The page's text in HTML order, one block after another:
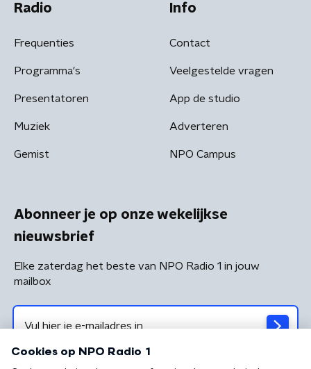
Radio
Frequenties
Programma's
Presentatoren
Muziek
Gemist
Info
Contact
Veelgestelde vragen
App de studio
Adverteren
NPO Campus
Abonneer je op onze wekelijkse
nieuwsbrief
Elke zaterdag het beste van NPO Radio 1 in jouw
mailbox